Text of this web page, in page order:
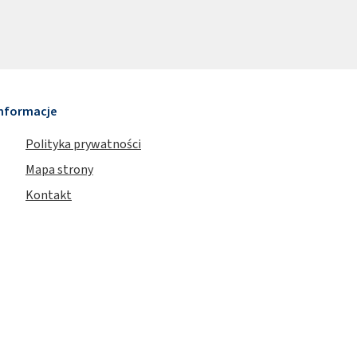
Polityka prywatności
Mapa strony
Kontakt